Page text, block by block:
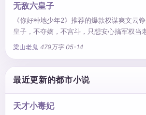
前世瞧不起他的相亲女，每晚都拉着他的手
开，乱世枭雄，小爷我可是要称霸天下的！
无敌六皇子
《你好种地少年2》推荐的爆款权谋爽文云
皇子，不夺嫡，不宫斗，只想安心搞军权当
下我有！文帝：老六，你那几哥哥越来不像
梁山老鬼 479万字 05-14
最近更新的都市小说
天才小毒妃